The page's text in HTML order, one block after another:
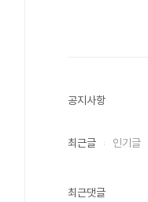
공지사항
최근글 인기글
최근댓글